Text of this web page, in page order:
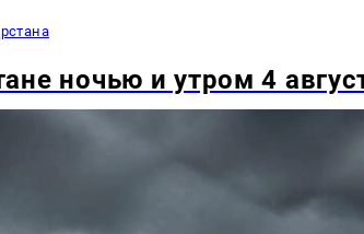
ночью и утром 4